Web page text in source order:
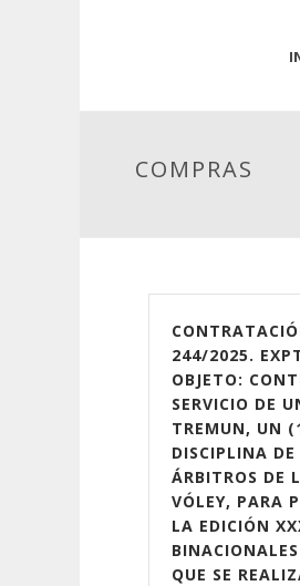
COMPRAS
244/2025.
OBJETO:
SERVICIO DE
TREMUN, UN
DISCIPLINA
ÁRBITROS DE
VÓLEY, PARA
LA EDICIÓN
QUE SE